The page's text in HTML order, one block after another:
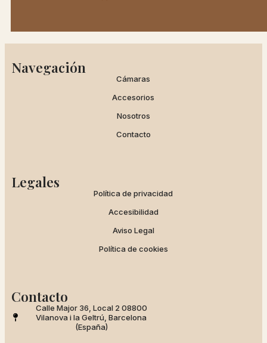
Navegación
Cámaras
Accesorios
Nosotros
Contacto
Legales
Política de privacidad
Accesibilidad
Aviso Legal
Política de cookies
Contacto
Calle Major 36, Local 2 08800
Vilanova i la Geltrú, Barcelona
(España)